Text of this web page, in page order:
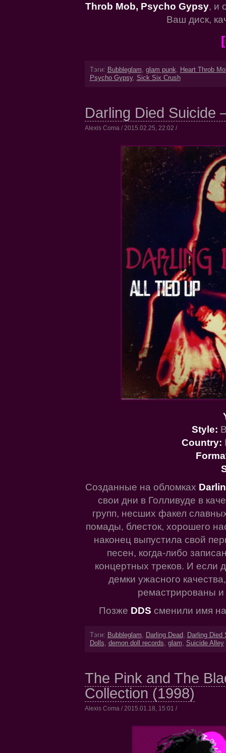
Throb Mob, Psycho Gypsy, и
Ваш диск,
Тэги: Bubbleglam, glam punk, Heart Throb
Psycho Gypsy, Sick Six Crush
Darling Died Suicide
Alexis Coma / 2015.02.25, 22:02 /
Style:
Country:
Созданные на обломках
свои дни в Голливуде в
групп, несших факел
помады, блесток, хорошего
наконец выпустила свой
песен, когда-либо
концертных треков. И если
демки ужасного
ремастрированы
Позже DDS сменили имя на
Тэги: Bubbleglam, Darling Dead, Darling Died
Dolls, demon doll records, glam, Suicide Alley
The Pink and The
Collection (1998)
Alexis Coma / 2015.01.18, 15:01 /